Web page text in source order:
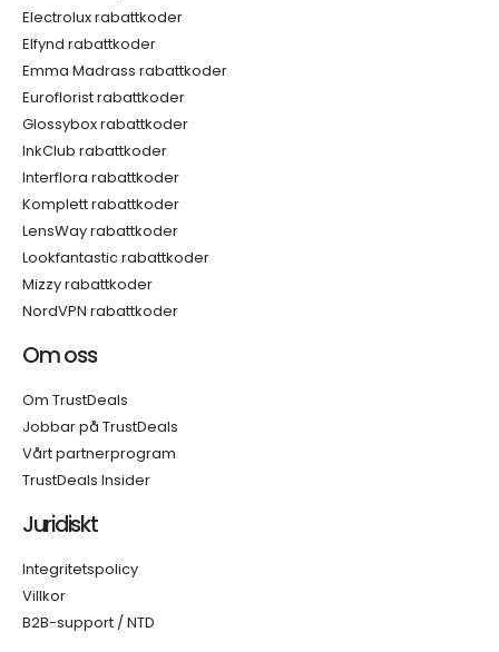
Electrolux rabattkoder
Elfynd rabattkoder
Emma Madrass rabattkoder
Euroflorist rabattkoder
Glossybox rabattkoder
InkClub rabattkoder
Interflora rabattkoder
Komplett rabattkoder
LensWay rabattkoder
Lookfantastic rabattkoder
Mizzy rabattkoder
NordVPN rabattkoder
Om oss
Om TrustDeals
Jobbar på TrustDeals
Vårt partnerprogram
TrustDeals Insider
Juridiskt
Integritetspolicy
Villkor
B2B-support / NTD